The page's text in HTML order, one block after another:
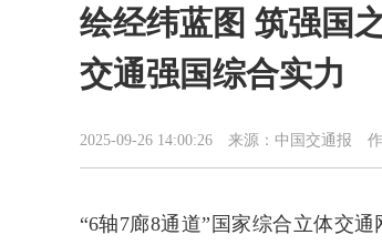
绘经纬蓝图 筑强国
交通强国综合实力
2025-09-26 14:00:26 来源：中国交通报
“6轴7廊8通道”国家综合立体交